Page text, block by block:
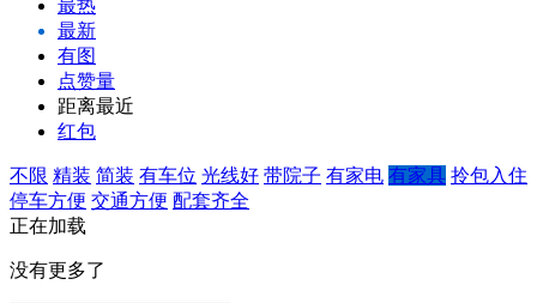
最热
最新
有图
点赞量
距离最近
红包
不限 精装 简装 有车位 光线好 带院子 有家电 有家具 拎包入住
停车方便 交通方便 配套齐全
正在加载
没有更多了